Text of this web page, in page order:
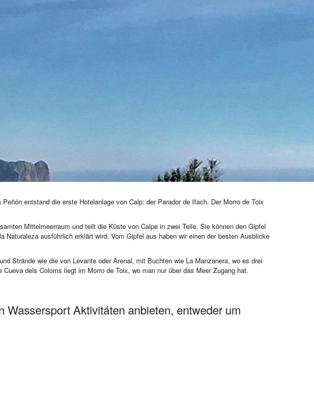
Peñón entstand die erste Hotelanlage von Calp: der Parador de Ifach. Der Morro de Toix
Mittelmeerraum und teilt die Küste von Calpe in zwei Teile. Sie können den Gipfel
ausführlich erklärt wird. Vom Gipfel aus haben wir einen der besten Ausblicke
Strände wie die von Levante oder Arenal, mit Buchten wie La Manzanera, wo es drei
dels Coloms liegt im Morro de Toix, wo man nur über das Meer Zugang hat.
Aktivitáten anbieten, entweder um